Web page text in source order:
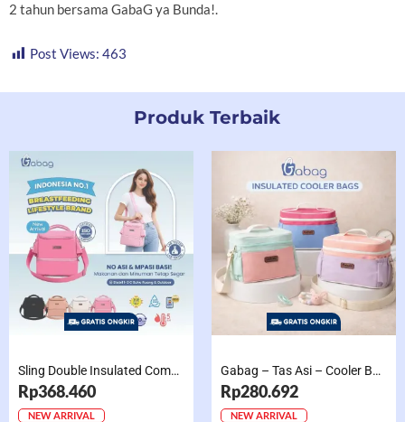
2 tahun bersama GabaG ya Bunda!.
Post Views: 463
Produk Terbaik
Sling Double Insulated Compartment Cappucino Black, Creamy, Salem, Chocolate
Rp368.460
NEW ARRIVAL
Gabag – Tas Asi – Cooler Bag Sling Single Compartment Mint Grape Bubble
Rp280.692
NEW ARRIVAL